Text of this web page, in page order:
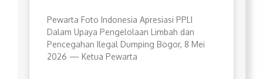
Pewarta Foto Indonesia Apresiasi PPLI
Dalam Upaya Pengelolaan Limbah dan
Pencegahan Ilegal Dumping Bogor, 8 Mei
2026 — Ketua Pewarta